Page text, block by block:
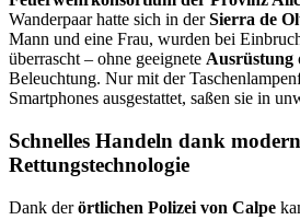
Wanderpaar hatte sich in derSierra de
Mann und eine Frau, wurden bei
überrascht – ohne geeignete Ausrüstung
Beleuchtung. Nur mit der
Smartphones ausgestattet, saßen sie in
Schnelles Handeln dank
Rettungstechnologie
Dank derörtlichen Polizei von Calpe